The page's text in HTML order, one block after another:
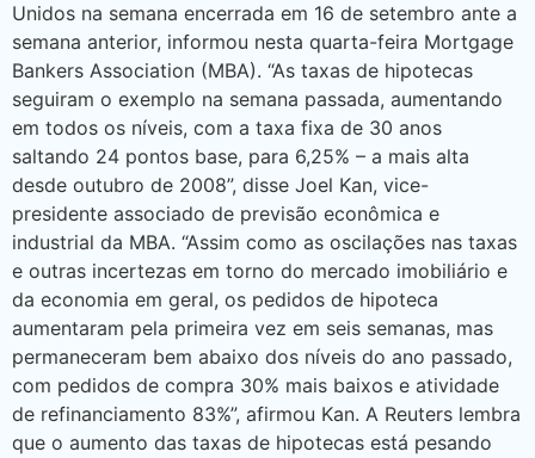
Unidos na semana encerrada em 16 de setembro ante a
semana anterior, informou nesta quarta-feira Mortgage
Bankers Association (MBA). “As taxas de hipotecas
seguiram o exemplo na semana passada, aumentando
em todos os níveis, com a taxa fixa de 30 anos
saltando 24 pontos base, para 6,25% – a mais alta
desde outubro de 2008”, disse Joel Kan, vice-
presidente associado de previsão econômica e
industrial da MBA. “Assim como as oscilações nas taxas
e outras incertezas em torno do mercado imobiliário e
da economia em geral, os pedidos de hipoteca
aumentaram pela primeira vez em seis semanas, mas
permaneceram bem abaixo dos níveis do ano passado,
com pedidos de compra 30% mais baixos e atividade
de refinanciamento 83%”, afirmou Kan. A Reuters lembra
que o aumento das taxas de hipotecas está pesando